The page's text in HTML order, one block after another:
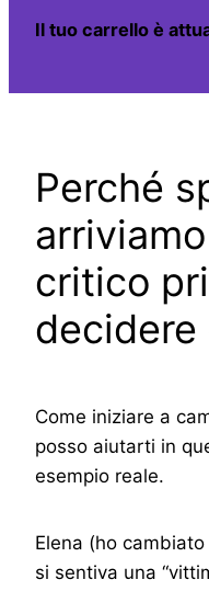
Il tuo carrello è
Perché
critico
decidere
Come iniziare a
posso aiutarti in
esempio reale.
Elena (ho
si sentiva una